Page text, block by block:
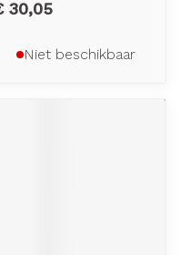
30,05
Niet beschikbaar